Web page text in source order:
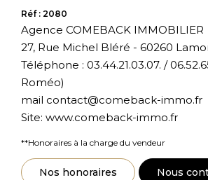
Réf : 2080
Agence COMEBACK IMMOBILIER
27, Rue Michel Bléré - 60260
Téléphone : 03.44.21.03.07. /
Roméo)
mail contact@comeback-immo.fr
Site: www.comeback-immo.fr
**Honoraires à la charge du vendeur
Nos honoraires Nous